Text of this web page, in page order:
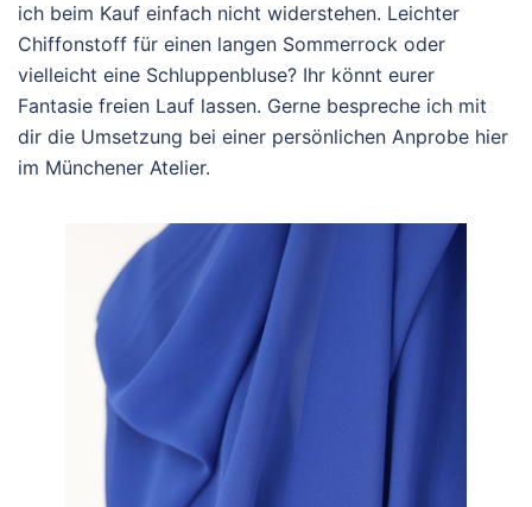
ich beim Kauf einfach nicht widerstehen. Leichter
Chiffonstoff für einen langen Sommerrock oder
vielleicht eine Schluppenbluse? Ihr könnt eurer
Fantasie freien Lauf lassen. Gerne bespreche ich mit
dir die Umsetzung bei einer persönlichen Anprobe hier
im Münchener Atelier.